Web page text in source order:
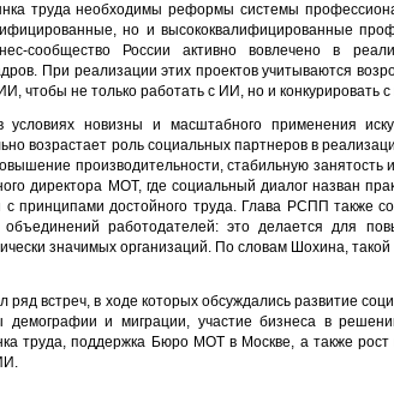
труда необходимы реформы системы
но и высококвалифицированные
сообщество России активно вовлечено в
При реализации этих проектов учитываются
чтобы не только работать с ИИ, но и конкурировать
новизны и масштабного применения
возрастает роль социальных партнеров в
производительности, стабильную занятость
директора МОТ, где социальный диалог назван
принципами достойного труда. Глава РСПП также
работодателей: это делается для
значимых организаций. По словам Шохина,
встреч, в ходе которых обсуждались развитие
демографии и миграции, участие бизнеса в
труда, поддержка Бюро МОТ в Москве, а также